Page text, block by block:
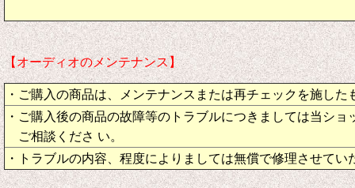
【オーディオのメンテナンス】
・ご購入の商品は、メンテナンスまたは再チェックを施し
・ご購入後の商品の故障等のトラブルにつきましては当ショ
ご相談くださ い。
・トラブルの内容、程度によりましては無償で修理させてい